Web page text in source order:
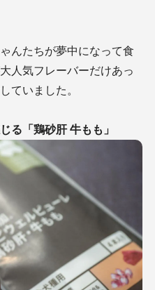
んたちが夢中になって食
人気フレーバーだけあっ
ていました。
る「鶏砂肝 牛もも」